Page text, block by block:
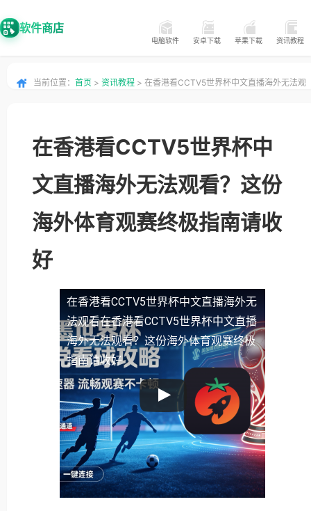
软件商店
电脑软件 安卓下载 苹果下载 资讯教程
当前位置： 首页 > 资讯教程 > 在香港看CCTV5世界杯中文直播海外无法观
在香港看CCTV5世界杯中
文直播海外无法观看？这份
海外体育观赛终极指南请收
好
在香港看CCTV5世界杯中文直播海外无
法观看在香港看CCTV5世界杯中文直播
海外无法观看？这份海外体育观赛终极
指南请收好